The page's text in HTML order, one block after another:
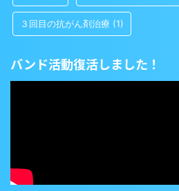
３回目の抗がん剤治療 (1)
バンド活動復活しました！